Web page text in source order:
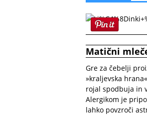
Matični
Gre za čebelji
»kraljevska
rojal spodbuja in
Alergikom je
lahko povzroči